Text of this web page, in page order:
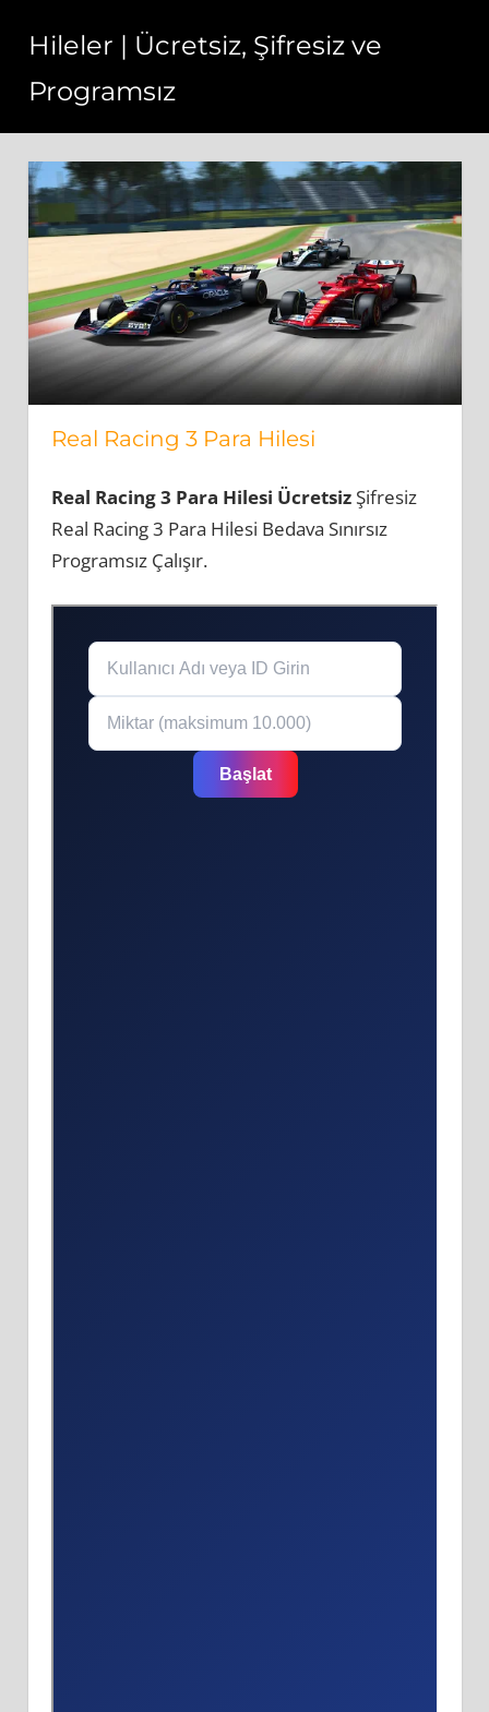
content
Hileler | Ücretsiz, Şifresiz ve
Programsız
sınırsız
ve
hızlı
bir
çalışmaktadır.
Real Racing 3 Para Hilesi
Real Racing 3 Para Hilesi ÜcretsizŞifresiz
Real Racing 3 Para Hilesi Bedava Sınırsız
Programsız Çalışır.